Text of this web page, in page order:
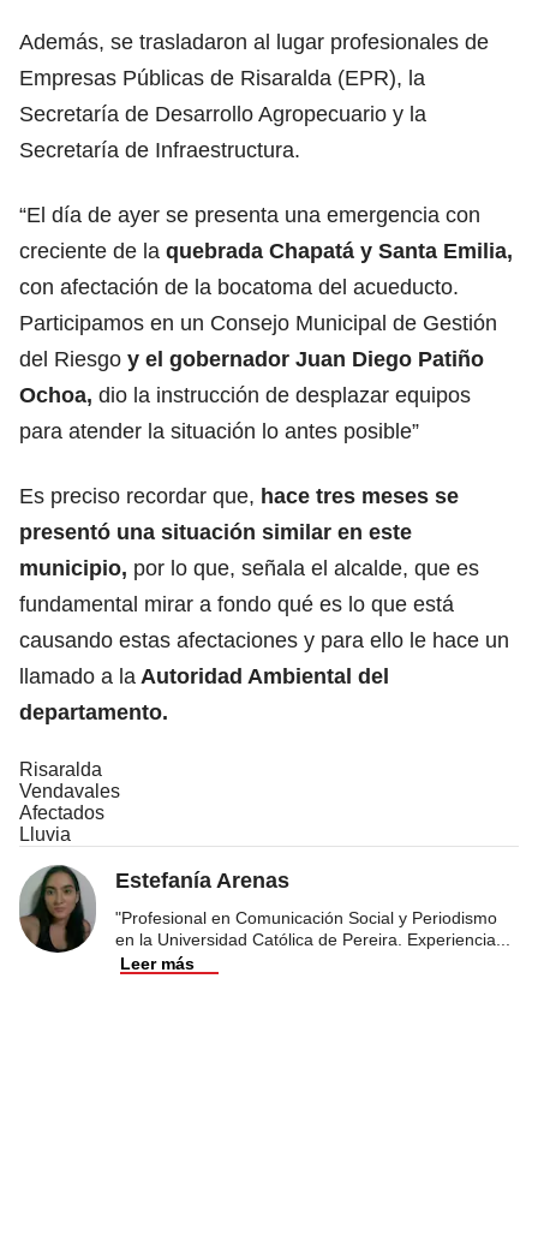
Además, se trasladaron al lugar profesionales de
Empresas Públicas de Risaralda (EPR), la
Secretaría de Desarrollo Agropecuario y la
Secretaría de Infraestructura.
“El día de ayer se presenta una emergencia con
creciente de la quebrada Chapatá y Santa Emilia,
con afectación de la bocatoma del acueducto.
Participamos en un Consejo Municipal de Gestión
del Riesgo y el gobernador Juan Diego Patiño
Ochoa, dio la instrucción de desplazar equipos
para atender la situación lo antes posible”
Es preciso recordar que, hace tres meses se
presentó una situación similar en este
municipio, por lo que, señala el alcalde, que es
fundamental mirar a fondo qué es lo que está
causando estas afectaciones y para ello le hace un
llamado a la Autoridad Ambiental del
departamento.
Risaralda
Vendavales
Afectados
Lluvia
Estefanía Arenas
"Profesional en Comunicación Social y Periodismo
en la Universidad Católica de Pereira. Experiencia
Leer más